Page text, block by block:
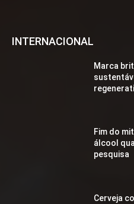
INTERNACIONAL
Marca
Fim do
álcool
pesquisa
Cerveja